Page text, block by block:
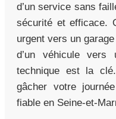
d’un service sans
sécurité et efficace.
urgent vers un
d’un véhicule
technique est la
gâcher votre
fiable en Seine-et-